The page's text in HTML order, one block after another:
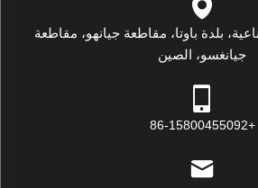
بلدة باوتا، مقاطعة جيانهو، مقاطعة
جيانغسو، الصين
+86-15800455092